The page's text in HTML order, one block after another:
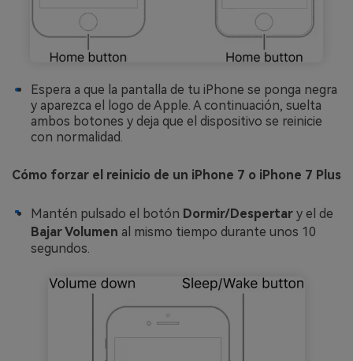
Espera a que la pantalla de tu iPhone se ponga negra
y aparezca el logo de Apple. A continuación, suelta
ambos botones y deja que el dispositivo se reinicie
con normalidad.
Cómo forzar el reinicio de un iPhone 7 o iPhone 7 Plus
Mantén pulsado el botón Dormir/Despertar y el de
Bajar Volumen al mismo tiempo durante unos 10
segundos.